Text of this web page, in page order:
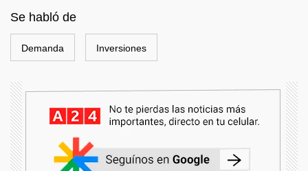
Se habló de
Demanda Inversiones